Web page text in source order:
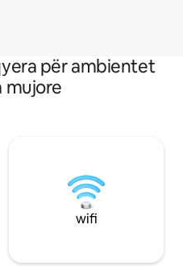
për ambientet
mujore
wifi